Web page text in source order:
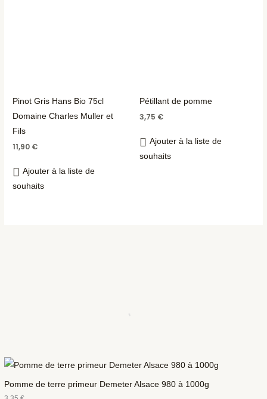
Pomme de terre primeur Demeter Alsace 980 à 1000g
Pinot Gris Hans Bio 75cl
Domaine Charles Muller et
Fils
11,90 €
Ajouter à la liste de
souhaits
Pétillant de pomme
3,75 €
Ajouter à la liste de
souhaits